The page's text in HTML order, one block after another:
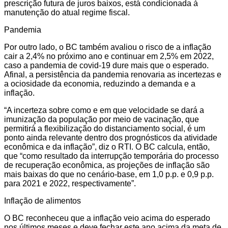
prescrição futura de juros baixos, está condicionada à
manutenção do atual regime fiscal.
Pandemia
Por outro lado, o BC também avaliou o risco de a inflação
cair a 2,4% no próximo ano e continuar em 2,5% em 2022,
caso a pandemia de covid-19 dure mais que o esperado.
Afinal, a persistência da pandemia renovaria as incertezas e
a ociosidade da economia, reduzindo a demanda e a
inflação.
“A incerteza sobre como e em que velocidade se dará a
imunização da população por meio de vacinação, que
permitirá a flexibilização do distanciamento social, é um
ponto ainda relevante dentro dos prognósticos da atividade
econômica e da inflação”, diz o RTI. O BC calcula, então,
que “como resultado da interrupção temporária do processo
de recuperação econômica, as projeções de inflação são
mais baixas do que no cenário-base, em 1,0 p.p. e 0,9 p.p.
para 2021 e 2022, respectivamente”.
Inflação de alimentos
O BC reconheceu que a inflação veio acima do esperado